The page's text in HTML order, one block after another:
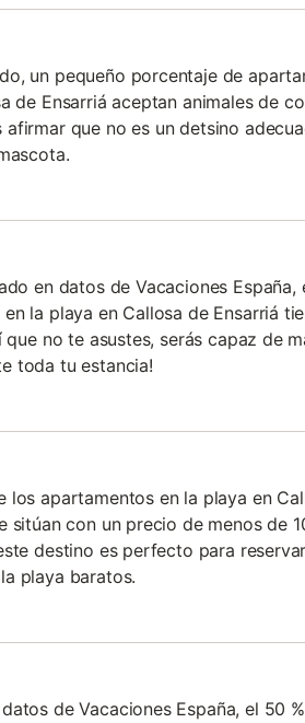
un pequeño porcentaje de
de Ensarriá aceptan animales de
que no es un detsino
en datos de Vacaciones España,
la playa en Callosa de Ensarriá
no te asustes, serás capaz de
toda tu estancia!
los apartamentos en la playa en
sitúan con un precio de menos de
destino es perfecto para reservar
playa baratos.
de Vacaciones España, el 50